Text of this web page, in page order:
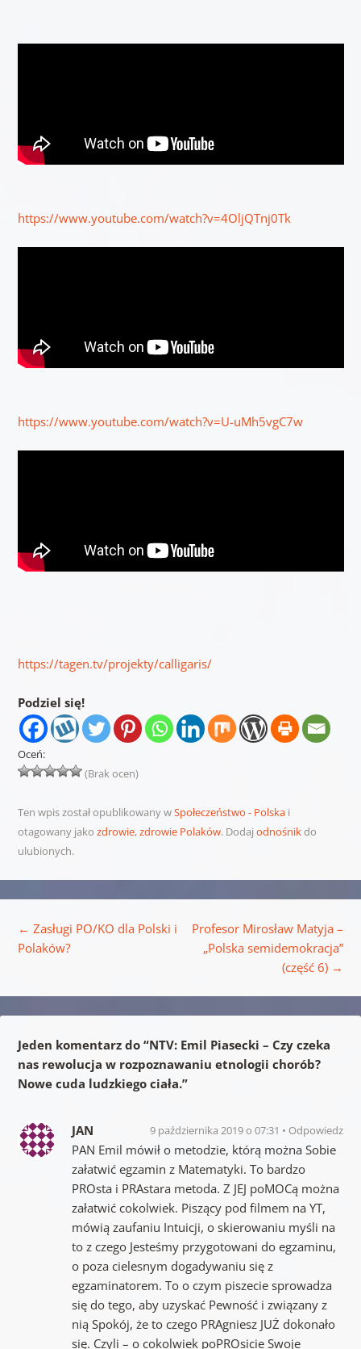
https://www.youtube.com/watch?v=4OljQTnj0Tk
https://www.youtube.com/watch?v=U-uMh5vgC7w
https://tagen.tv/projekty/calligaris/
Podziel się!
Oceń:
(Brak ocen)
Ten wpis został opublikowany wSpołeczeństwo - Polskai
otagowany jako zdrowie,zdrowie Polaków. Dodaj odnośnikdo
ulubionych.
← Zasługi PO/KO dla Polski i
Polaków?
Profesor Mirosław Matyja –
„Polska semidemokracja”
(część 6) →
Jeden komentarz do “NTV: Emil Piasecki – Czy czeka
nas rewolucja w rozpoznawaniu etnologii chorób?
Nowe cuda ludzkiego ciała.”
JAN 9 października 2019 o 07:31 Odpowiedz
PAN Emil mówił o metodzie, którą można Sobie
załatwić egzamin z Matematyki. To bardzo
PROsta i PRAstara metoda. Z JEJ poMOCą można
załatwić cokolwiek. Piszący pod filmem na YT,
mówią zaufaniu Intuicji, o skierowaniu myśli na
to z czego Jesteśmy przygotowani do egzaminu,
o poza cielesnym dogadywaniu się z
egzaminatorem. To o czym piszecie sprowadza
się do tego, aby uzyskać Pewność i związany z
nią Spokój, że to czego PRAgniesz JUŻ dokonało
się. Czyli – o cokolwiek poPROsicie Swoje